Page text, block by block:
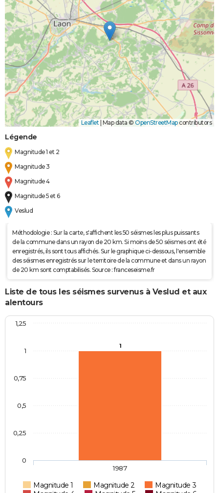
Leaflet | Map data © OpenStreetMapcontributors
Légende
Magnitude 1 et 2
Magnitude 3
Magnitude 4
Magnitude 5 et 6
Veslud
Méthodologie : Sur la carte, s'affichent les 50 séismes les plus puissants
de la commune dans un rayon de 20 km. Si moins de 50 séismes ont été
enregistrés, ils sont tous affichés. Sur le graphique ci-dessous, l'ensemble
des séismes enregistrés sur le territoire de la commune et dans un rayon
de 20 km sont comptabilisés. Source : franceseisme.fr
Liste de tous les séismes survenus à Veslud et aux
alentours
1
Magnitude 1 Magnitude 2
Magnitude 3
1987
0
0,25
0,5
0,75
1
1,25